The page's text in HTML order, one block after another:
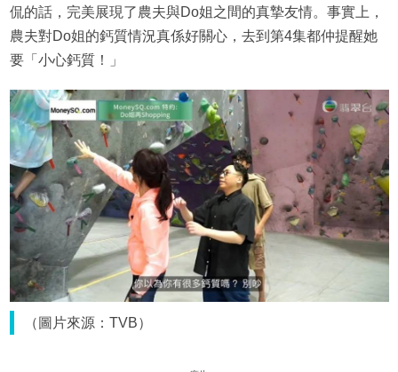
侃的話，完美展現了農夫與Do姐之間的真摯友情。事實上，
農夫對Do姐的鈣質情況真係好關心，去到第4集都仲提醒她
要「小心鈣質！」
（圖片來源：TVB）